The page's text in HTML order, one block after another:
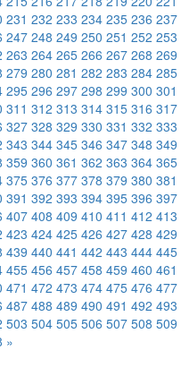
231 232 233 234 235 236 237
247 248 249 250 251 252 253
263 264 265 266 267 268 269
279 280 281 282 283 284 285
295 296 297 298 299 300 301
311 312 313 314 315 316 317
327 328 329 330 331 332 333
343 344 345 346 347 348 349
359 360 361 362 363 364 365
375 376 377 378 379 380 381
391 392 393 394 395 396 397
407 408 409 410 411 412 413
423 424 425 426 427 428 429
439 440 441 442 443 444 445
455 456 457 458 459 460 461
471 472 473 474 475 476 477
487 488 489 490 491 492 493
503 504 505 506 507 508 509
»